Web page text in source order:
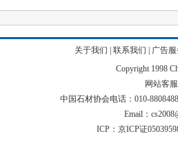
关于我们 联系我们
广告
Copyright 1998
网站客
中国石材协会电话：010-
Email：
ICP：京ICP证